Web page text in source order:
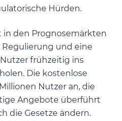
Hürden.
in den Prognosemärkten
Regulierung und eine
frühzeitig ins
Die kostenlose
Nutzer an, die
Angebote überführt
die Gesetze ändern.